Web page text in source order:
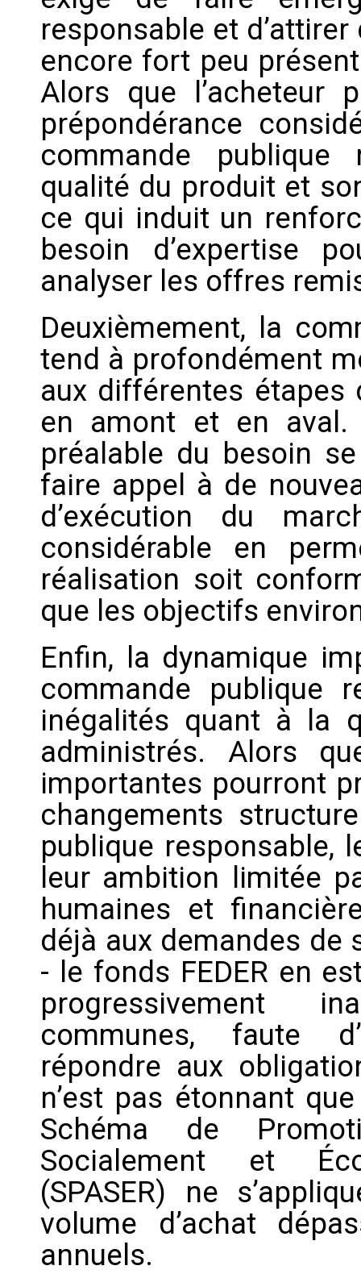
responsable et
encore fort peu
Alors que l’acheteur
prépondérance
commande
qualité du produit et
ce qui induit un
besoin d’expertise
analyser les offres
Deuxièmement, la
tend à profondément
aux différentes étapes
en amont et en aval.
préalable du besoin
faire appel à de
d’exécution du
considérable en
réalisation soit
que les objectifs
Enfin, la dynamique
commande publique
inégalités quant à la
administrés. Alors
importantes pourront
changements
publique responsable,
leur ambition limitée
humaines et
déjà aux demandes de
- le fonds FEDER en
progressivement
communes, faute
répondre aux
n’est pas étonnant
Schéma de
Socialement et
(SPASER) ne
volume d’achat
annuels.